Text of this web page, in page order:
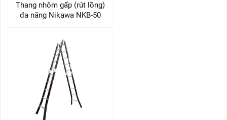
Thang nhôm gấp (rút lồng)
đa năng Nikawa NKB-50